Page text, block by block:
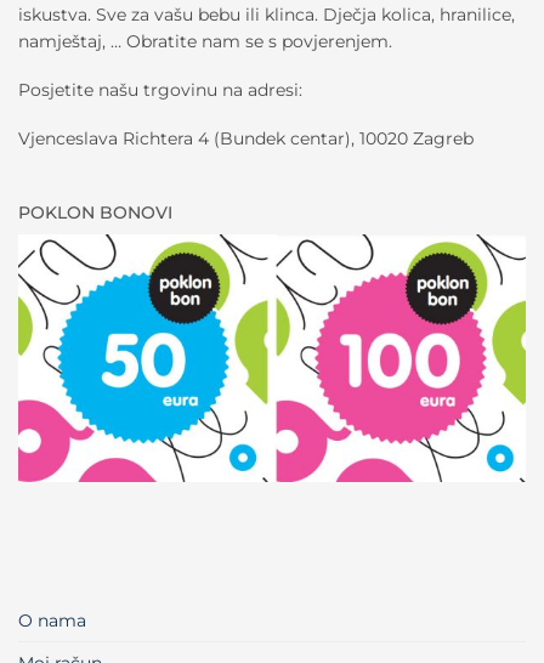
iskustva. Sve za vašu bebu ili klinca. Dječja kolica, hranilice,
namještaj, … Obratite nam se s povjerenjem.
Posjetite našu trgovinu na adresi:
Vjenceslava Richtera 4 (Bundek centar), 10020 Zagreb
POKLON BONOVI
O nama